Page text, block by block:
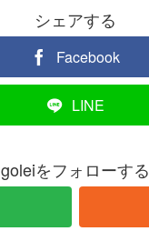
シェアする
Facebook
LINE
goleiをフォローする